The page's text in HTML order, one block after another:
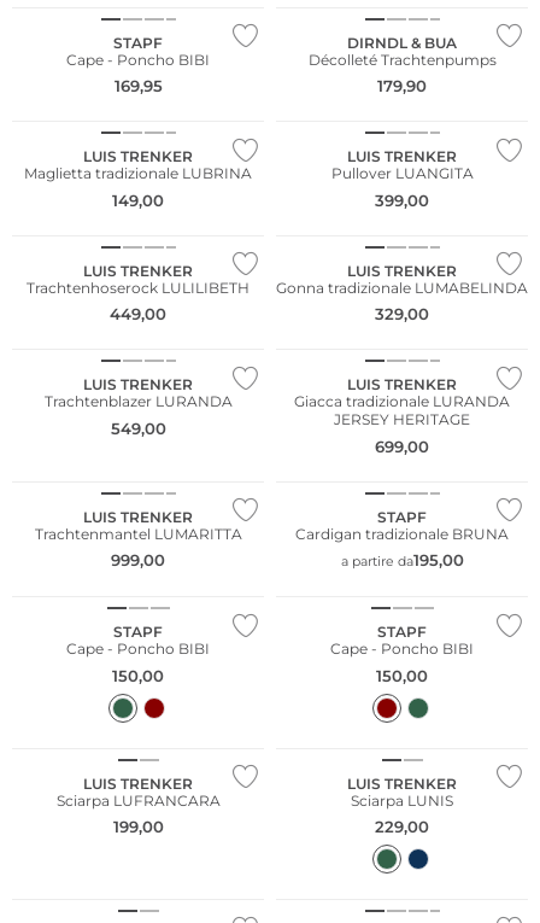
STAPF
Cape - Poncho BIBI
169,95
DIRNDL & BUA
Décolleté Trachtenpumps
179,90
LUIS TRENKER
Maglietta tradizionale LUBRINA
149,00
LUIS TRENKER
Pullover LUANGITA
399,00
LUIS TRENKER
Trachtenhoserock LULILIBETH
449,00
LUIS TRENKER
Gonna tradizionale LUMABELINDA
329,00
LUIS TRENKER
Trachtenblazer LURANDA
549,00
LUIS TRENKER
Giacca tradizionale LURANDA
JERSEY HERITAGE
699,00
LUIS TRENKER
Trachtenmantel LUMARITTA
999,00
STAPF
Cardigan tradizionale BRUNA
a partire da195,00
STAPF
Cape - Poncho BIBI
150,00
STAPF
Cape - Poncho BIBI
150,00
LUIS TRENKER
Sciarpa LUFRANCARA
199,00
LUIS TRENKER
Sciarpa LUNIS
229,00